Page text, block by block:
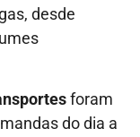
desde
foram
do dia a